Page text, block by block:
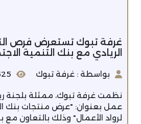
غرفة تبوك تستعرض فرص
الريادي مع بنك التنمية
بواسطة : غرفة تبوك
نظمت غرفة تبوك، ممثلة بلجنة
عمل بعنوان: "عرض منتجات بنك
لرواد الأعمال" وذلك بالتعاون مع